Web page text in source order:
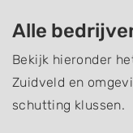
Alle
Bekijk hieronder
Zuidveld en
schutting klussen.